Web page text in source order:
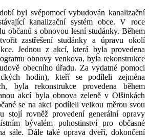
byl svépomocí vybudován kanalizační
kanalizační systém obce. V roce
občanů s obnovou lesní studánky. Během
zastřešení studánky a úpravu okolí
Jednou z akcí, která byla provedena
obnovy venkova, byla rekonstrukce
obecního úřadu. Za vydatné pomoci
hodin), kteří se podíleli zejména
byla rekonstrukce provedena během
akcí byla obnova zeleně v Olšinkách
se na akci podíleli velkou měrou svou
stojí rovněž provedení generální opravy
bývalém pohostinství pro občasné
sále. Dále také oprava dveří, dokončení